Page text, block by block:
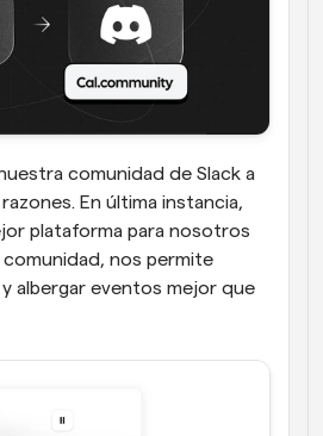
comunidad de Slack a
En última instancia,
plataforma para nosotros
nos permite
albergar eventos mejor que